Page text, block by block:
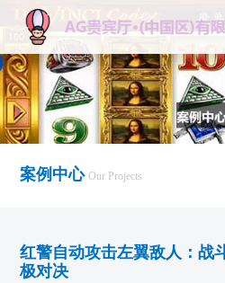
案例中心 Our Projects
红警自动攻击左翼敌人：战
极对决